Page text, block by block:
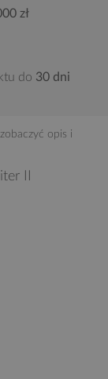
zł
do 30 dni
opis i